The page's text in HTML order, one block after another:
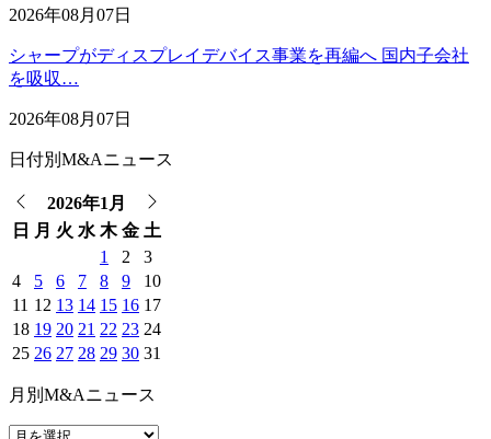
2026年08月07日
シャープがディスプレイデバイス事業を再編へ 国内子会社
を吸収…
2026年08月07日
日付別M&Aニュース
2026年1月
日
月 火 水 木 金 土
1
2
3
4
5 6 7 8 9
10
11 12 13 14 15 16 17
18 19 20 21 22 23 24
25 26 27 28 29 30 31
月別M&Aニュース